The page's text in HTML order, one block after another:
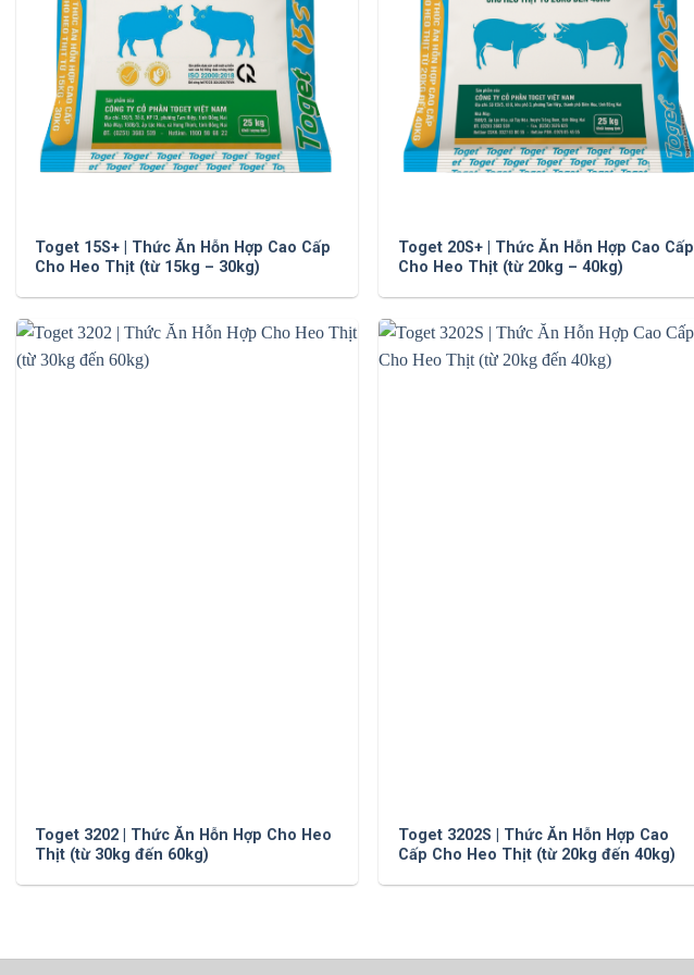
Toget 15S+ | Thức Ăn Hỗn Hợp Cao Cấp
Cho Heo Thịt (từ 15kg – 30kg)
Toget 20S+ | Thức Ăn Hỗn Hợp Cao Cấp
Cho Heo Thịt (từ 20kg – 40kg)
Toget 3202 | Thức Ăn Hỗn Hợp Cho Heo
Thịt (từ 30kg đến 60kg)
Toget 3202S | Thức Ăn Hỗn Hợp Cao
Cấp Cho Heo Thịt (từ 20kg đến 40kg)